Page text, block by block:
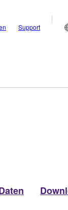
Support